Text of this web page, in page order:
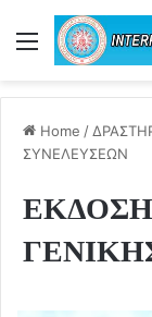
Menu
Home /
ΣΥΝΕΛΕΥΣΕΩΝ